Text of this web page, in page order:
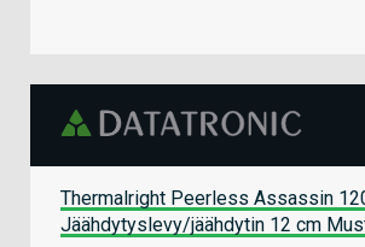
Thermalright Peerless Assassin
Jäähdytyslevy/jäähdytin 12 cm